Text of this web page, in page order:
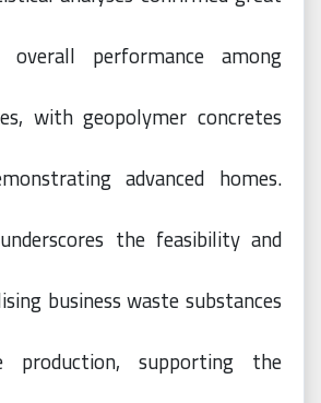
overall performance among
with geopolymer concretes
advanced homes.
the feasibility and
business waste substances
production, supporting the